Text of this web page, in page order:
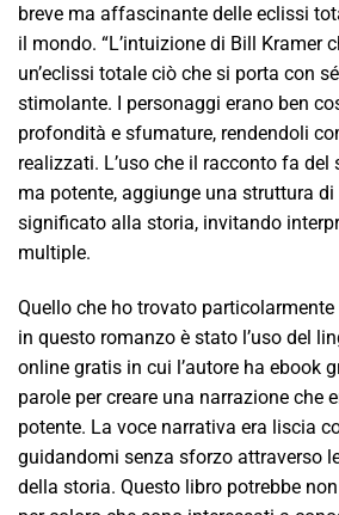
breve ma affascinante delle eclissi
il mondo. “L’intuizione di Bill Kramer
un’eclissi totale ciò che si porta con
stimolante. I personaggi erano ben
profondità e sfumature, rendendoli
realizzati. L’uso che il racconto fa
ma potente, aggiunge una struttura
significato alla storia, invitando
multiple.
Quello che ho trovato
in questo romanzo è stato l’uso del
online gratis in cui l’autore ha ebook
parole per creare una narrazione che
potente. La voce narrativa era liscia
guidandomi senza sforzo attraverso
della storia. Questo libro potrebbe